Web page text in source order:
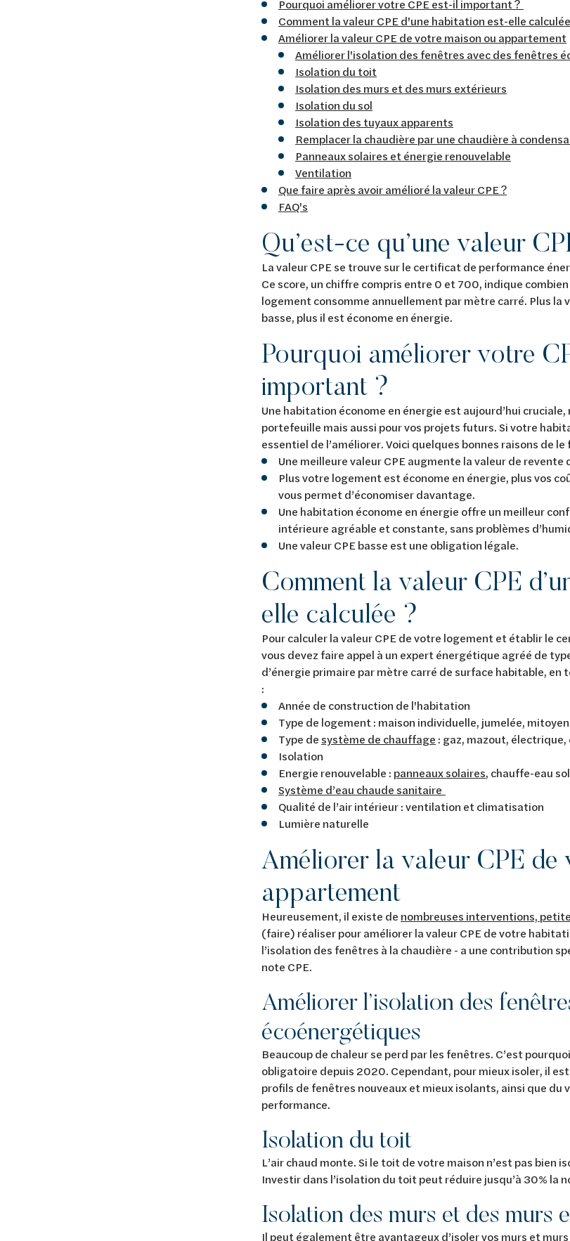
Pourquoi améliorer votre CPE est-il important ?
Comment la valeur CPE d'une habitation est-elle
Améliorer la valeur CPE de votre maison ou appartement
Améliorer l'isolation des fenêtres avec des fenêtres
Isolation du toit
Isolation des murs et des murs extérieurs
Isolation du sol
Isolation des tuyaux apparents
Remplacer la chaudière par une chaudière à
Panneaux solaires et énergie renouvelable
Ventilation
Que faire après avoir amélioré la valeur CPE ?
FAQ's
Qu’est-ce qu’une valeur
La valeur CPE se trouve sur le certificat de performance
Ce score, un chiffre compris entre 0 et 700, indique
logement consomme annuellement par mètre carré. Plus la
basse, plus il est économe en énergie.
Pourquoi améliorer votre
important ?
Une habitation économe en énergie est aujourd’hui
portefeuille mais aussi pour vos projets futurs. Si votre
essentiel de l’améliorer. Voici quelques bonnes raisons de le
Une meilleure valeur CPE augmente la valeur de
Plus votre logement est économe en énergie, plus vos
vous permet d’économiser davantage.
Une habitation économe en énergie offre un meilleur
intérieure agréable et constante, sans problèmes
Une valeur CPE basse est une obligation légale.
Comment la valeur CPE
elle calculée ?
Pour calculer la valeur CPE de votre logement et établir le
vous devez faire appel à un expert énergétique agréé de
d’énergie primaire par mètre carré de surface habitable,
:
Année de construction de l'habitation
Type de logement : maison individuelle, jumelée,
Type de système de chauffage : gaz, mazout, électrique,
Isolation
Energie renouvelable : panneaux solaires, chauffe-eau
Système d’eau chaude sanitaire
Qualité de l’air intérieur : ventilation et climatisation
Lumière naturelle
Améliorer la valeur CPE de
appartement
Heureusement, il existe de nombreuses interventions,
(faire) réaliser pour améliorer la valeur CPE de votre
l’isolation des fenêtres à la chaudière - a une contribution
note CPE.
Améliorer l’isolation des
écoénergétiques
Beaucoup de chaleur se perd par les fenêtres. C’est
obligatoire depuis 2020. Cependant, pour mieux isoler, il
profils de fenêtres nouveaux et mieux isolants, ainsi que du
performance.
Isolation du toit
L’air chaud monte. Si le toit de votre maison n’est pas bien
Investir dans l’isolation du toit peut réduire jusqu’à 30% la
Isolation des murs et des murs
Il peut également être avantageux d’isoler vos murs et